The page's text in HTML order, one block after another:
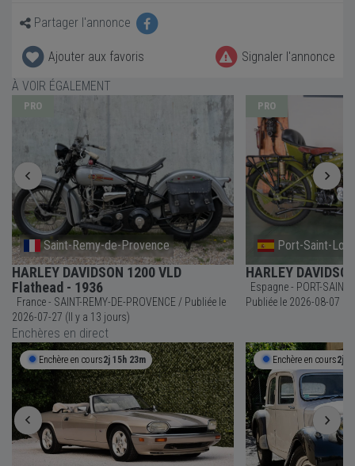
Partager l'annonce
Ajouter aux favoris
Signaler l'annonce
À VOIR ÉGALEMENT
PRO
Saint-Remy-de-Provence
HARLEY DAVIDSON 1200 VLD
Flathead - 1936
France - SAINT-REMY-DE-PROVENCE / Publiée le
2026-07-27 (Il y a 13 jours)
PRO
Port-Saint-
HARLEY
Espagne - PORT-SAINT-
Publiée le 2026-08-
Enchères en direct
Enchère en cours2j 15h 23m Enchère en cours2j